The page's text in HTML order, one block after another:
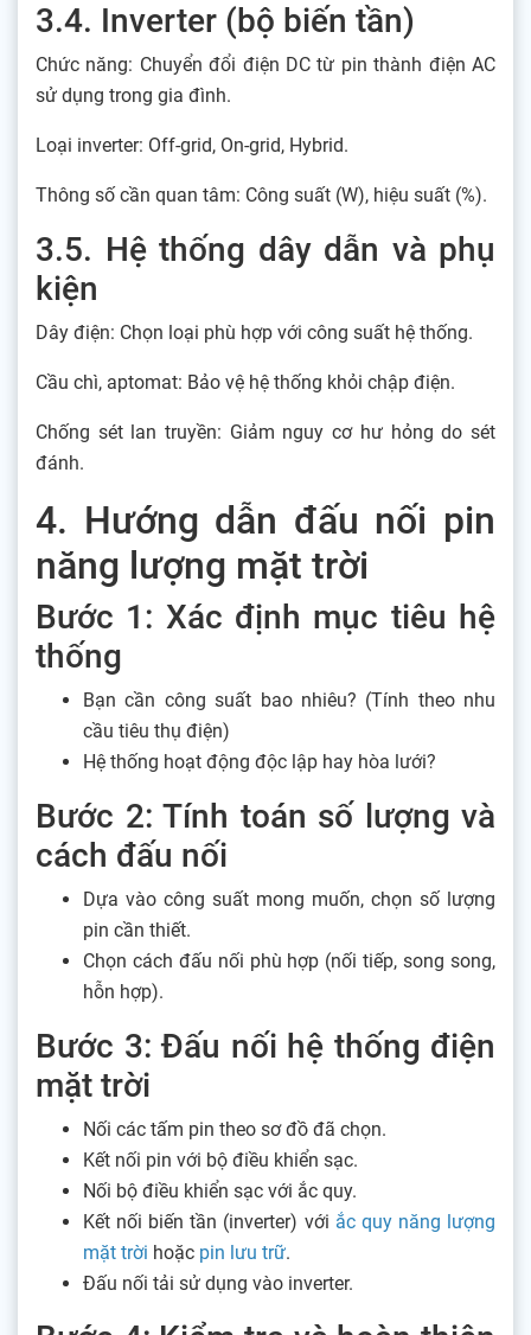
3.4. Inverter (bộ biến tần)
Chức năng: Chuyển đổi điện DC từ pin thành điện AC
sử dụng trong gia đình.
Loại inverter: Off-grid, On-grid, Hybrid.
Thông số cần quan tâm: Công suất (W), hiệu suất (%).
3.5. Hệ thống dây dẫn và phụ
kiện
Dây điện: Chọn loại phù hợp với công suất hệ thống.
Cầu chì, aptomat: Bảo vệ hệ thống khỏi chập điện.
Chống sét lan truyền: Giảm nguy cơ hư hỏng do sét
đánh.
4. Hướng dẫn đấu nối pin
năng lượng mặt trời
Bước 1: Xác định mục tiêu hệ
thống
Bạn cần công suất bao nhiêu? (Tính theo nhu
cầu tiêu thụ điện)
Hệ thống hoạt động độc lập hay hòa lưới?
Bước 2: Tính toán số lượng và
cách đấu nối
Dựa vào công suất mong muốn, chọn số lượng
pin cần thiết.
Chọn cách đấu nối phù hợp (nối tiếp, song song,
hỗn hợp).
Bước 3: Đấu nối hệ thống điện
mặt trời
Nối các tấm pin theo sơ đồ đã chọn.
Kết nối pin với bộ điều khiển sạc.
Nối bộ điều khiển sạc với ắc quy.
Kết nối biến tần (inverter) với ắc quy năng lượng
mặt trời hoặc pin lưu trữ.
Đấu nối tải sử dụng vào inverter.